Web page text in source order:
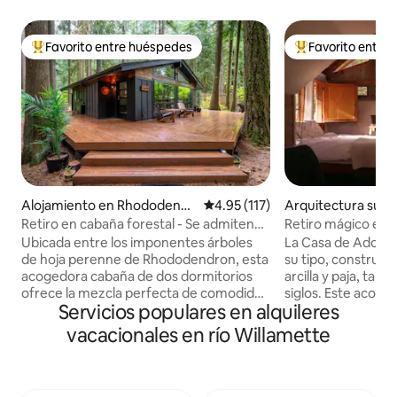
Favorito entre huéspedes preferido
Favorito entre huéspedes
Alojamiento en Rhododendr
on
Calificación promedio: 4.95 de
4.95 (117)
Retiro en cabaña forestal - Se admiten
perros - Bañera de hidromasaje
Ubicada entre los imponentes árboles
de hoja perenne de Rhododendron, esta
acogedora cabaña de dos dormitorios
ofrece la mezcla perfecta de comodidad
moderna y encanto rústico. Ya sea que
te sumerjas en la bañera de hidromasaje
privada bajo las estrellas, disfrutes de un
Favorito entre
Favorito entre
Arquitectura
n Independence
Retiro mágico en
jardín y río cerca
La Casa de
su tipo,
arcilla y paja, tal
siglos. Este
escapada
toda la
necesitas para
Servicios populares en alquileres
vacacionales en río Willamette